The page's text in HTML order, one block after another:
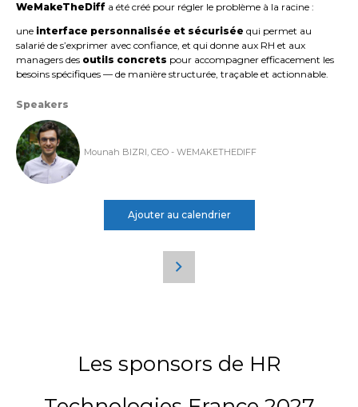
WeMakeTheDiff a été créé pour régler le problème à la racine :
une interface personnalisée et sécurisée qui permet au
salarié de s’exprimer avec confiance, et qui donne aux RH et aux
managers des outils concrets pour accompagner efficacement les
besoins spécifiques — de manière structurée, traçable et actionnable.
Speakers
Mounah BIZRI, CEO - WEMAKETHEDIFF
Ajouter au calendrier
Les sponsors de HR